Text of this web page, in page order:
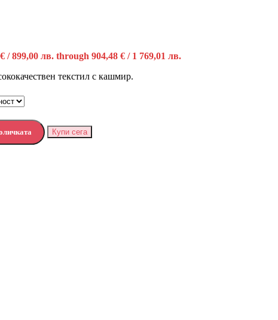
/ 899,00 лв. through 904,48 € / 1 769,01 лв.
текстил с кашмир.
Купи сега